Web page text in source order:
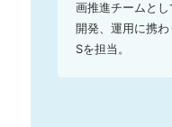
画推進チームとし
開発、運用に携
Sを担当。